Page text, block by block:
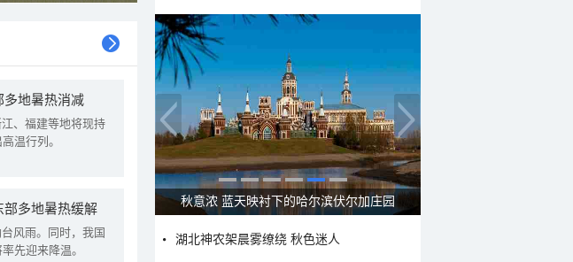
多地暑热消减
、福建等地将现持
温行列。
部多地暑热缓解
风雨。同时，我国
先迎来降温。
秋意浓 蓝天映衬下的哈尔滨伏尔加庄园
湖北神农架晨雾缭绕 秋色迷人